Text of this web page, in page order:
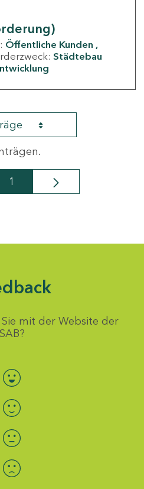
Öffentliche Kunden
Städtebau
Seite
1
mit der Website der
SAB?
Bewertung auswählen